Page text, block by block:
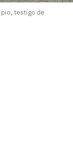
testigo de